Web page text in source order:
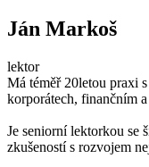
Ján Markoš
lektor
Má téměř 20letou praxi
korporátech, finančním
Je seniorní lektorkou se
zkušeností s rozvojem